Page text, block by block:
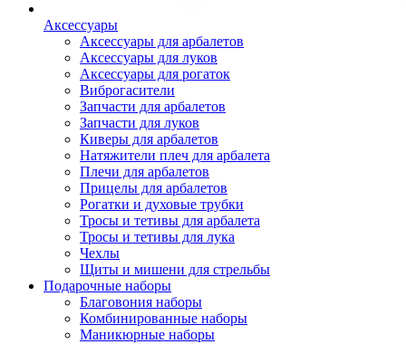
Аксессуары
Аксессуары для арбалетов
Аксессуары для луков
Аксессуары для рогаток
Виброгасители
Запчасти для арбалетов
Запчасти для луков
Киверы для арбалетов
Натяжители плеч для арбалета
Плечи для арбалетов
Прицелы для арбалетов
Рогатки и духовые трубки
Тросы и тетивы для арбалета
Тросы и тетивы для лука
Чехлы
Щиты и мишени для стрельбы
Подарочные наборы
Благовония наборы
Комбинированные наборы
Маникюрные наборы